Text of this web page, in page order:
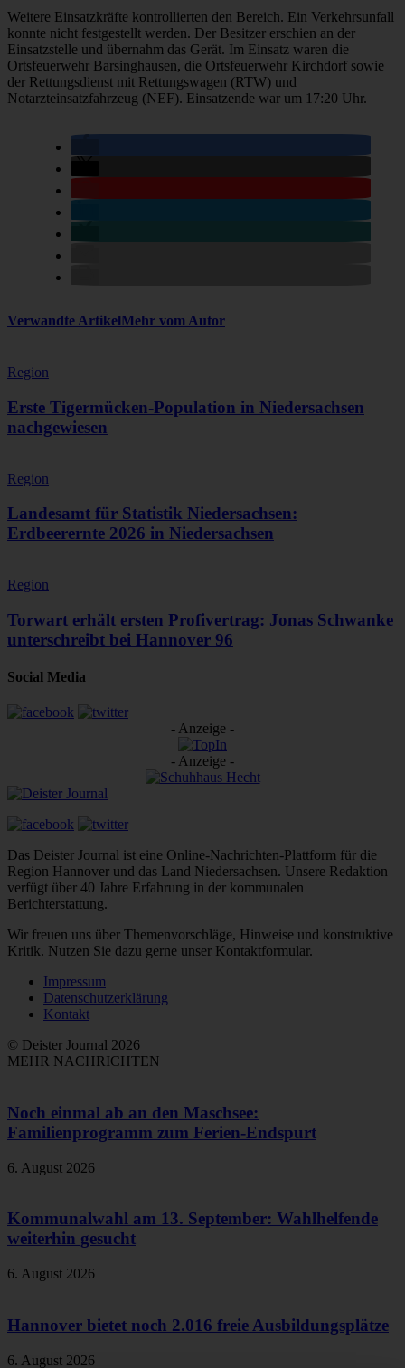
Weitere Einsatzkräfte kontrollierten den Bereich. Ein Verkehrsunfall
konnte nicht festgestellt werden. Der Besitzer erschien an der
Einsatzstelle und übernahm das Gerät. Im Einsatz waren die
Ortsfeuerwehr Barsinghausen, die Ortsfeuerwehr Kirchdorf sowie
der Rettungsdienst mit Rettungswagen (RTW) und
Notarzteinsatzfahrzeug (NEF). Einsatzende war um 17:20 Uhr.
Verwandte ArtikelMehr vom Autor
Region
Erste Tigermücken-Population in Niedersachsen
nachgewiesen
Region
Landesamt für Statistik Niedersachsen:
Erdbeerernte 2026 in Niedersachsen
Region
Torwart erhält ersten Profivertrag: Jonas Schwanke
unterschreibt bei Hannover 96
Social Media
- Anzeige -
- Anzeige -
Das Deister Journal ist eine Online-Nachrichten-Plattform für die
Region Hannover und das Land Niedersachsen. Unsere Redaktion
verfügt über 40 Jahre Erfahrung in der kommunalen
Berichterstattung.
Wir freuen uns über Themenvorschläge, Hinweise und konstruktive
Kritik. Nutzen Sie dazu gerne unser Kontaktformular.
Impressum
Datenschutzerklärung
Kontakt
© Deister Journal 2026
MEHR NACHRICHTEN
Noch einmal ab an den Maschsee:
Familienprogramm zum Ferien-Endspurt
6. August 2026
Kommunalwahl am 13. September: Wahlhelfende
weiterhin gesucht
6. August 2026
Hannover bietet noch 2.016 freie Ausbildungsplätze
6. August 2026